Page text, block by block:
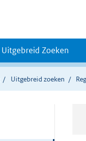
Uitgebreid Zoeken
Uitgebreid zoeken